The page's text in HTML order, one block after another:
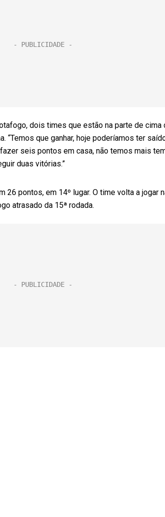
dois times que estão na parte de cima
“Temos que ganhar, hoje poderíamos ter
seis pontos em casa, não temos mais
duas vitórias.”
26 pontos, em 14º lugar. O time volta a jogar
atrasado da 15ª rodada.